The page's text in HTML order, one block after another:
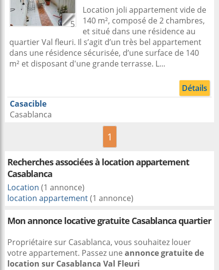
5
Location joli appartement vide de
140 m², composé de 2 chambres,
et situé dans une résidence au
quartier Val fleuri. Il s’agit d’un très bel appartement
dans une résidence sécurisée, d’une surface de 140
m² et disposant d'une grande terrasse. L...
Détails
Casacible
Casablanca
1
Recherches associées à location appartement
Casablanca
Location (1 annonce)
location appartement(1 annonce)
Mon annonce locative gratuite Casablanca quartier
Propriétaire sur Casablanca, vous souhaitez louer
votre appartement. Passez une annonce gratuite de
location sur Casablanca Val Fleuri